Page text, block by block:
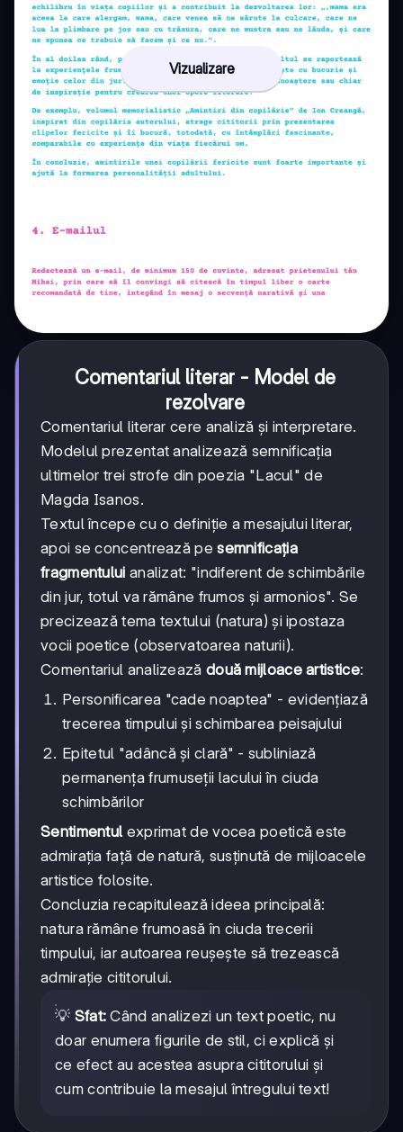
Vizualizare
Comentariul literar - Model de
rezolvare
Comentariul literar cere analiză și interpretare.
Modelul prezentat analizează semnificația
ultimelor trei strofe din poezia "Lacul" de
Magda Isanos.
Textul începe cu o definiție a mesajului literar,
apoi se concentrează pesemnificația
fragmentului analizat: "indiferent de schimbările
din jur, totul va rămâne frumos și armonios". Se
precizează tema textului (natura) și ipostaza
vocii poetice (observatoarea naturii).
Comentariul analizează două mijloace artistice:
Personificarea "cade noaptea" - evidențiază
trecerea timpului și schimbarea peisajului
Epitetul "adâncă și clară" - subliniază
permanența frumuseții lacului în ciuda
schimbărilor
Sentimentul exprimat de vocea poetică este
admirația față de natură, susținută de mijloacele
artistice folosite.
Concluzia recapitulează ideea principală:
natura rămâne frumoasă în ciuda trecerii
timpului, iar autoarea reușește să trezească
admirație cititorului.
💡 Sfat: Când analizezi un text poetic, nu
doar enumera figurile de stil, ci explică și
ce efect au acestea asupra cititorului și
cum contribuie la mesajul întregului text!